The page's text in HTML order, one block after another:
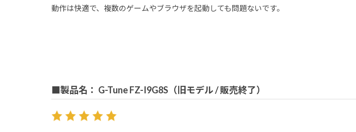
動作は快適で、複数のゲームやブラウザを起動しても問題ないです。
■製品名： G-Tune FZ-I9G8S（旧モデル / 販売終了）